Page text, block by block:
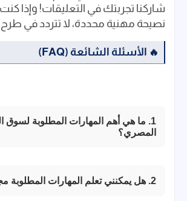
شاركنا تجربتك في التعليقات! وإذا
نصيحة مهنية محددة، لا تتردد في
🔥 الأسئلة الشائعة (FAQ)
1. ما هي أهم المهارات المطلوبة لسوق
المصري؟
2. هل يمكنني تعلم المهارات المطلوبة مجانًا؟